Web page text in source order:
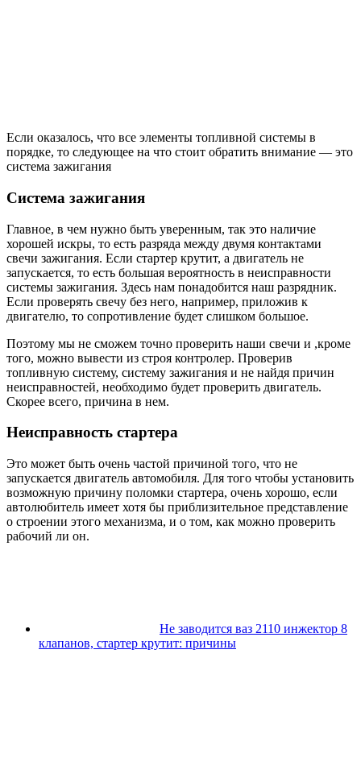
Если оказалось, что все элементы топливной системы в
порядке, то следующее на что стоит обратить внимание — это
система зажигания
Система зажигания
Главное, в чем нужно быть уверенным, так это наличие
хорошей искры, то есть разряда между двумя контактами
свечи зажигания. Если стартер крутит, а двигатель не
запускается, то есть большая вероятность в неисправности
системы зажигания. Здесь нам понадобится наш разрядник.
Если проверять свечу без него, например, приложив к
двигателю, то сопротивление будет слишком большое.
Поэтому мы не сможем точно проверить наши свечи и ,кроме
того, можно вывести из строя контролер. Проверив
топливную систему, систему зажигания и не найдя причин
неисправностей, необходимо будет проверить двигатель.
Скорее всего, причина в нем.
Неисправность стартера
Это может быть очень частой причиной того, что не
запускается двигатель автомобиля. Для того чтобы установить
возможную причину поломки стартера, очень хорошо, если
автолюбитель имеет хотя бы приблизительное представление
о строении этого механизма, и о том, как можно проверить
рабочий ли он.
Не заводится ваз 2110 инжектор 8
клапанов, стартер крутит: причины